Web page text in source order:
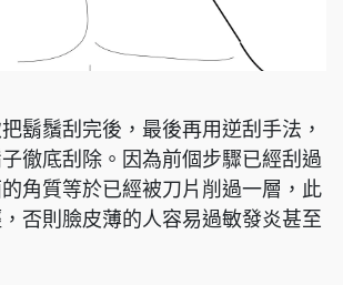
鬍鬚刮完後，最後再用逆刮手法，
徹底刮除。因為前個步驟已經刮過
角質等於已經被刀片削過一層，此
否則臉皮薄的人容易過敏發炎甚至